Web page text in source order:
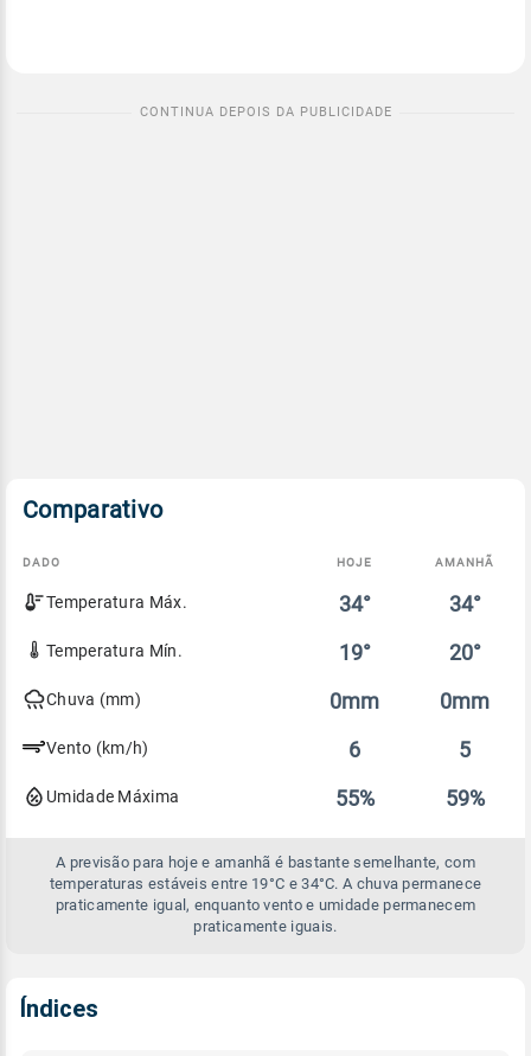
Comparativo
Comparativo
entre
previsão
hoje
DADO HOJE AMANHÃ
Temperatura Máx. 34° 34°
Temperatura Mín. 19° 20°
Chuva (mm) 0mm 0mm
Vento (km/h) 6 5
Umidade Máxima 55% 59%
A previsão para hoje e amanhã é bastante semelhante, com
temperaturas estáveis entre 19°C e 34°C. A chuva permanece
praticamente igual, enquanto vento e umidade permanecem
praticamente iguais.
Índices